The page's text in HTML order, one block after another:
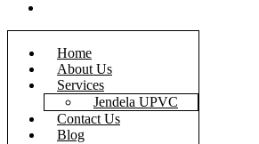
Home
About Us
Services
Jendela UPVC
Contact Us
Blog